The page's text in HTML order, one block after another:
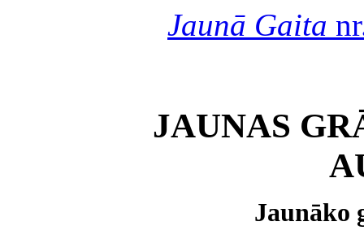
Jaunā Gaita
JAUNAS
Jaunāko